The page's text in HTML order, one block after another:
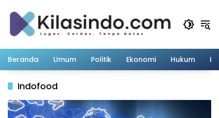
Beranda Umum Politik Ekonomi Hukum
Indofood